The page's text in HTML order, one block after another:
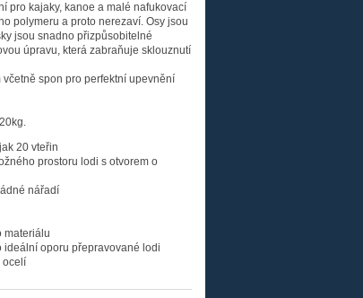
pro kajaky, kanoe a malé nafukovací
polymeru a proto nerezaví. Osy jsou
jsou snadno přizpůsobitelné
úpravu, která zabraňuje sklouznutí
spon pro perfektní upevnění
20 vteřin
prostoru lodi s otvorem o
nářadí
materiálu
oporu přepravované lodi
ocelí